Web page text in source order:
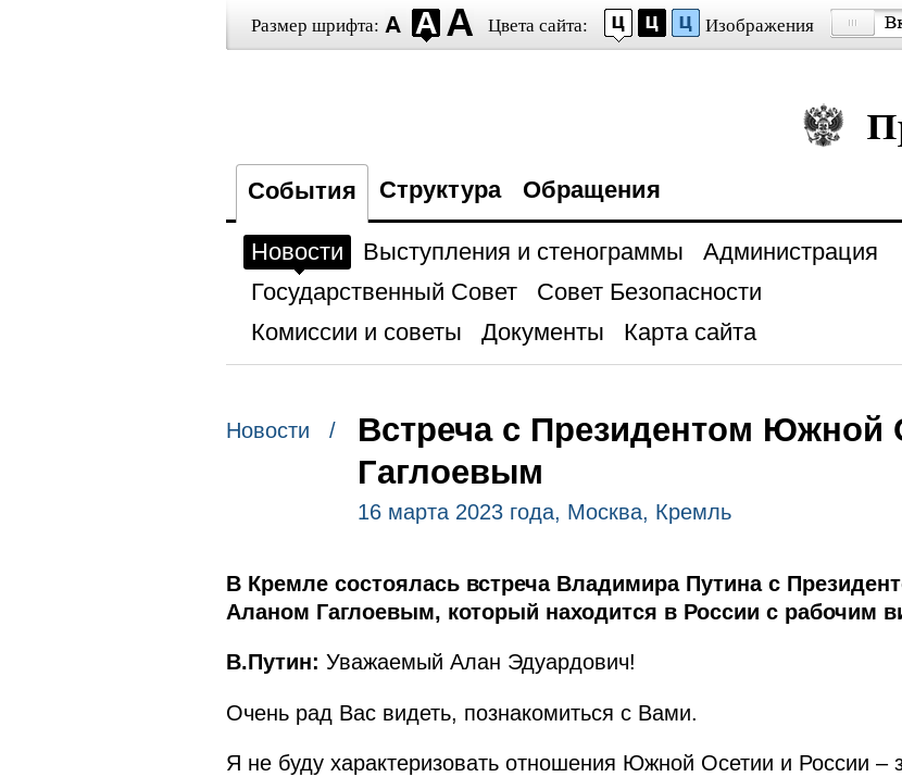
Размер шрифта: Цвета сайта: Изображения
События Структура Обращения
Новости Выступления и стенограммы
Администрация
Государственный Совет
Совет Безопасности
Комиссии и советы
Документы Карта сайта
Новости /
Встреча с Президентом Южной
Гаглоевым
16 марта 2023 года, Москва, Кремль
В Кремле состоялась встреча Владимира Путина с
Аланом Гаглоевым, который находится в России с рабочим
В.Путин: Уважаемый Алан Эдуардович!
Очень рад Вас видеть, познакомиться с Вами.
Я не буду характеризовать отношения Южной Осетии и России –